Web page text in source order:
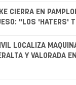
CIERRA EN
"LOS 'HATERS'
LOCALIZA
Y VALORADA